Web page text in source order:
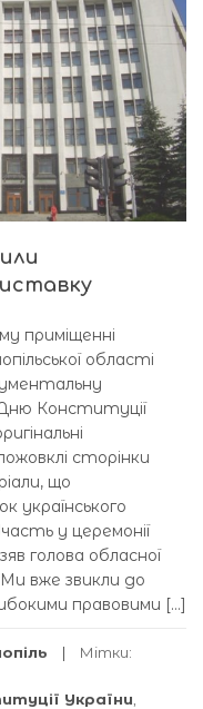
приміщенні
області
Конституції
сторінки
що
українського
у церемонії
голова обласної
вже звикли до
правовими […]
Мітки:
України